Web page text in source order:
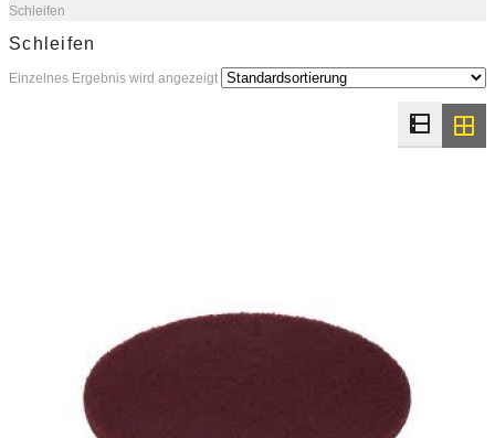
Schleifen
Schleifen
Einzelnes Ergebnis wird angezeigt